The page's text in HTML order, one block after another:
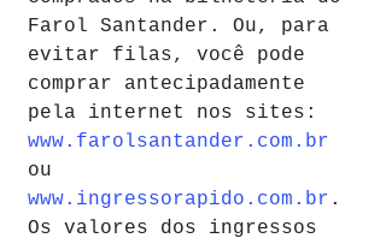
Farol Santander. Ou, para
evitar filas, você pode
comprar antecipadamente
pela internet nos sites:
www.farolsantander.com.br
ou
www.ingressorapido.com.br .
Os valores dos ingressos